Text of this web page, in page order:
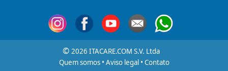
© 2026 ITACARE.COM S.V. Ltda
Quem somos• Aviso legal • Contato